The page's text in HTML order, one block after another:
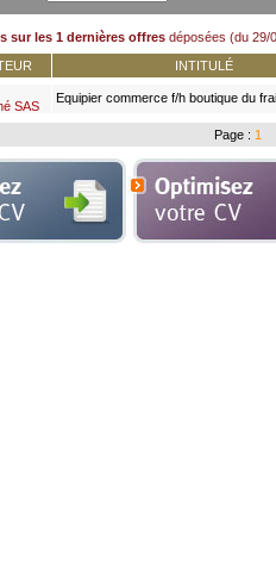
sur les 1 dernières offres déposées (du 29/
INTITULÉ
SAS
Equipier commerce f/h boutique du
Page : 1